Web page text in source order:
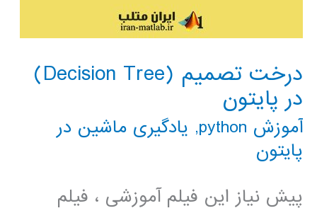
درخت تصمیم (Decision Tree)
در پایتون
آموزش python , یادگیری ماشین در
پایتون
پیش نیاز این فیلم آموزشی ، فیلم